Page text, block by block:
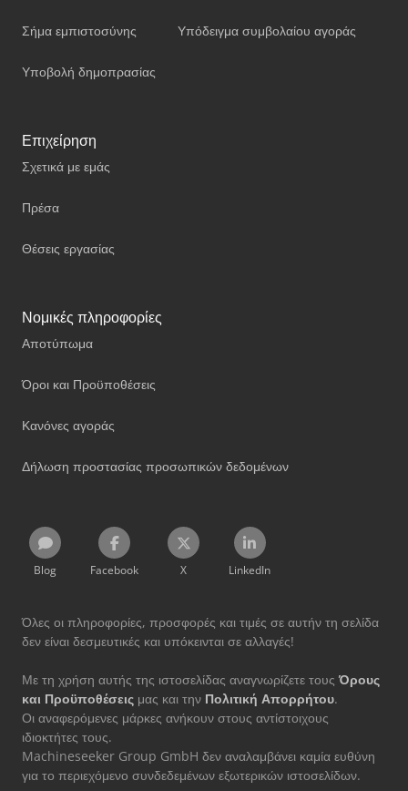
Σήμα εμπιστοσύνης
Υποβολή δημοπρασίας
Υπόδειγμα συμβολαίου αγοράς
Επιχείρηση
Σχετικά με εμάς
Πρέσα
Θέσεις εργασίας
Νομικές πληροφορίες
Αποτύπωμα
Όροι και Προϋποθέσεις
Κανόνες αγοράς
Δήλωση προστασίας προσωπικών δεδομένων
Blog Facebook X LinkedIn
Όλες οι πληροφορίες, προσφορές και τιμές σε αυτήν τη σελίδα
δεν είναι δεσμευτικές και υπόκεινται σε αλλαγές!
Με τη χρήση αυτής της ιστοσελίδας αναγνωρίζετε τους Όρους
και Προϋποθέσεις μας και την Πολιτική Απορρήτου.
Οι αναφερόμενες μάρκες ανήκουν στους αντίστοιχους
ιδιοκτήτες τους.
Machineseeker Group GmbH δεν αναλαμβάνει καμία ευθύνη
για το περιεχόμενο συνδεδεμένων εξωτερικών ιστοσελίδων.